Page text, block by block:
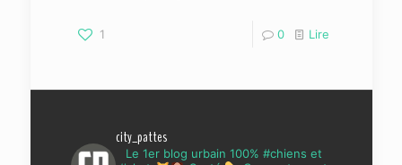
1 0 Lire
city_pattes
Le 1er blog urbain 100% #chiens et